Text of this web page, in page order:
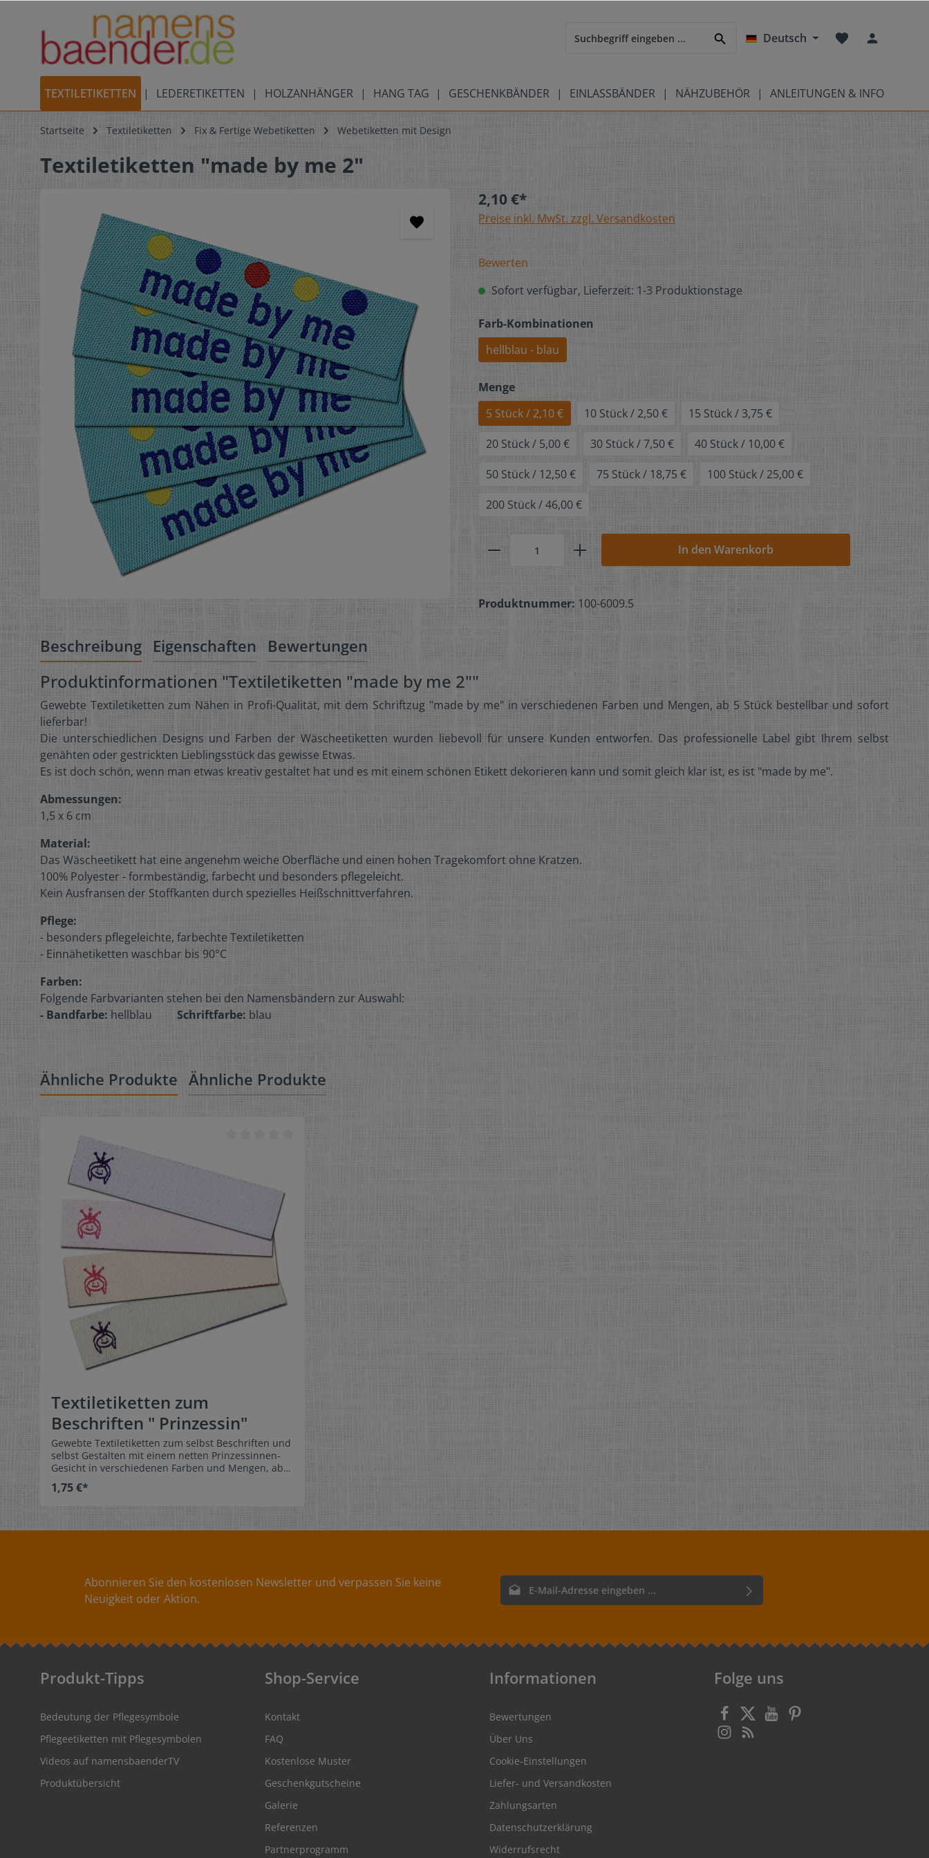
Deutsch
TEXTILETIKETTEN LEDERETIKETTEN HOLZANHÄNGER HANG TAG GESCHENKBÄNDER EINLASSBÄNDER NÄHZUBEHÖR ANLEITUNGEN & INFO
Startseite Textiletiketten Fix & Fertige Webetiketten Webetiketten mit Design
Textiletiketten "made by me 2"
2,10 €*
Preise inkl. MwSt. zzgl. Versandkosten
Bewerten
Sofort verfügbar, Lieferzeit: 1-3 Produktionstage
Farb-Kombinationen
hellblau - blau
Menge
5 Stück / 2,10 €
10 Stück / 2,50 €
15 Stück / 3,75 €
20 Stück / 5,00 €
30 Stück / 7,50 €
40 Stück / 10,00 €
50 Stück / 12,50 €
75 Stück / 18,75 €
100 Stück / 25,00 €
200 Stück / 46,00 €
In den Warenkorb
Produktnummer: 100-6009.5
Beschreibung Eigenschaften Bewertungen
Produktinformationen "Textiletiketten "made by me 2""
Gewebte Textiletiketten zum Nähen in Profi-Qualität, mit dem Schriftzug "made by me" in verschiedenen Farben und Mengen, ab 5 Stück bestellbar und sofort
lieferbar!
Die unterschiedlichen Designs und Farben der Wäscheetiketten wurden liebevoll für unsere Kunden entworfen. Das professionelle Label gibt Ihrem selbst
genähten oder gestrickten Lieblingsstück das gewisse Etwas.
Es ist doch schön, wenn man etwas kreativ gestaltet hat und es mit einem schönen Etikett dekorieren kann und somit gleich klar ist, es ist "made by me".
Abmessungen:
1,5 x 6 cm
Material:
Das Wäscheetikett hat eine angenehm weiche Oberfläche und einen hohen Tragekomfort ohne Kratzen.
100% Polyester - formbeständig, farbecht und besonders pflegeleicht.
Kein Ausfransen der Stoffkanten durch spezielles Heißschnittverfahren.
Pflege:
- besonders pflegeleichte, farbechte Textiletiketten
- Einnähetiketten waschbar bis 90°C
Farben:
Folgende Farbvarianten stehen bei den Namensbändern zur Auswahl:
- Bandfarbe: hellblau Schriftfarbe: blau
Ähnliche Produkte Ähnliche Produkte
Textiletiketten zum
Beschriften " Prinzessin"
Gewebte Textiletiketten zum selbst Beschriften und
selbst Gestalten mit einem netten Prinzessinnen-
Gesicht in verschiedenen Farben und Mengen, ab 5
gehen muss: bestellen, Lieferung innerhalb von 1-3
Kleidungsstücke gehen mit dem Namensetikett
Oberfläche und einen hohen Tragekomfort ohne
Kratzen.100% Polyester - formbeständig, farbecht
und besonders pflegeleicht. Kein Ausfransen der
Textiletiketten- Einnähetiketten waschbar bis 90°C
Bandfarbe: weiß Schriftfarbe: dunkelrosa-
Bandfarbe: cremeweiß Schriftfarbe: dunkelrosa-
Bandfarbe: cremeweiß Schriftfarbe: lila
1,75 €*
Abonnieren Sie den kostenlosen Newsletter und verpassen Sie keine
Neuigkeit oder Aktion.
E-Mail-Adresse*
Folge uns
Produkt-Tipps
Bedeutung der Pflegesymbole
Pflegeetiketten mit Pflegesymbolen
Videos auf namensbaenderTV
Produktübersicht
Shop-Service
Kontakt
FAQ
Kostenlose Muster
Geschenkgutscheine
Galerie
Referenzen
Partnerprogramm
Informationen
Bewertungen
Über Uns
Cookie-Einstellungen
Liefer- und Versandkosten
Zahlungsarten
Datenschutzerklärung
Widerrufsrecht